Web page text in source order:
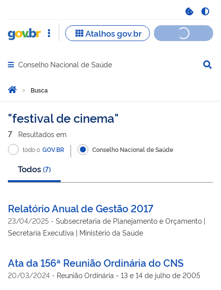
Abrir menu principal de navegação
Conselho Nacional de Saúde
Você está aqui:
Página Inicial
Busca
Busca
festival de cinema
7 Resultados em
todo o GOV.BR Conselho Nacional de Saúde
Todos (7)
Relatório Anual de Gestão 2017
23/04/2025 - Subsecretaria de Planejamento e Orçamento |
Secretaria Executiva | Ministério da Saúde
Ata da 156ª Reunião Ordinária do CNS
20/03/2024 - Reunião Ordinária - 13 e 14 de julho de 2005